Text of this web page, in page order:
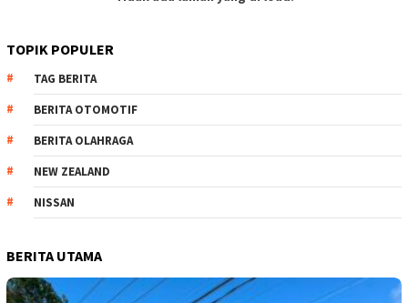
TOPIK POPULER
TAG BERITA
BERITA OTOMOTIF
BERITA OLAHRAGA
NEW ZEALAND
NISSAN
BERITA UTAMA